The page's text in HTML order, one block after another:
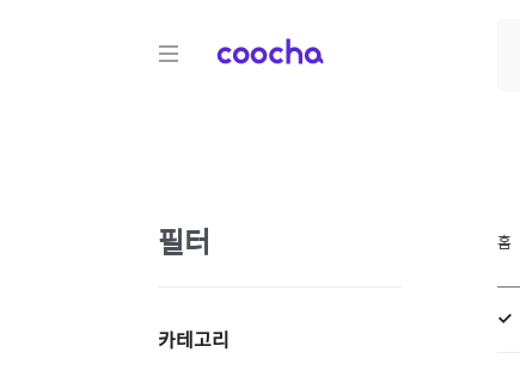
COOCHA
필터
카테고리
홈